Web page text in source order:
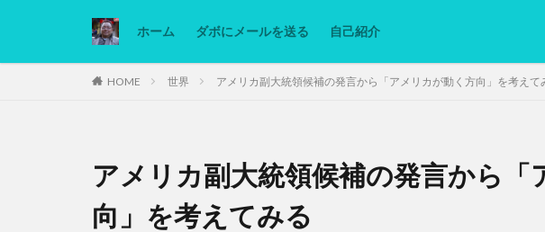
ホーム ダボにメールを送る 自己紹介
HOME 世界 アメリカ副大統領候補の発言から「アメリカが動く方向」を考えて
アメリカ副大統領候補の発言から「
向」を考えてみる
カテゴリー
Ninjatrader PC グリグリ画像